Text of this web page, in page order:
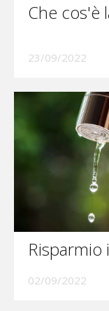
Che cos'è
23/09/2022
02/09/2022